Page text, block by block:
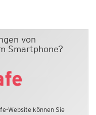
von
Smartphone?
Website können Sie